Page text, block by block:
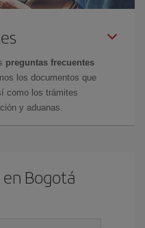
preguntas frecuentes
los documentos que
como los trámites
y aduanas.
Bogotá